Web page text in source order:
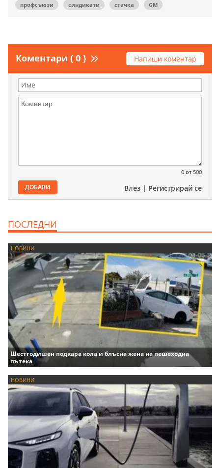
профсъюзи
синдикати стачка GM
Коментари ( 0 ) Напиши коментар
0 от 500
ДОБАВИ Влез | Регистрирай се
ПОСЛЕДНИ
НОВИНИ
Шестгодишен подкара кола и блъсна жена на пешеходна
пътека
НОВИНИ